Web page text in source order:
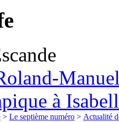
à
> Le septième numéro > Actualité